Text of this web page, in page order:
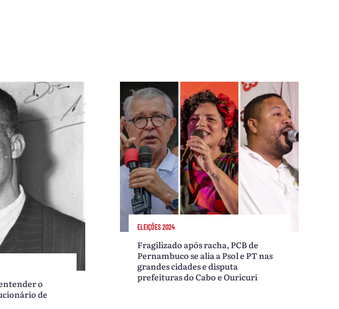
o
de
ELEIÇÕES 2024
Fragilizado após racha, PCB de
Pernambuco se alia a Psol e PT nas
grandes cidades e disputa
prefeituras do Cabo e Ouricuri